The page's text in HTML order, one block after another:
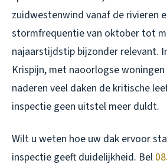
zuidwestenwind vanaf de rivieren
stormfrequentie van oktober tot
najaarstijdstip bijzonder relevant.
Krispijn, met naoorlogse
naderen veel daken de kritische
inspectie geen uitstel meer duldt.
Wilt u weten hoe uw dak ervoor
inspectie geeft duidelijkheid. Bel